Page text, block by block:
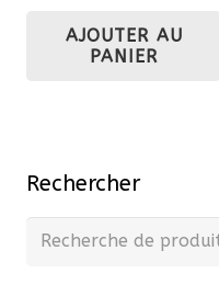
AJOUTER AU
PANIER
Rechercher
Recherche